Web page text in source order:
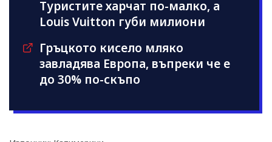
Туристите харчат по-малко, а
Louis Vuitton губи милиони
Гръцкото кисело мляко
завладява Европа, въпреки че е
до 30% по-скъпо